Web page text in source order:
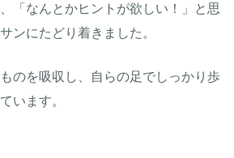
「なんとかヒントが欲しい！」と思
ンにたどり着きました。
のを吸収し、自らの足でしっかり歩
います。